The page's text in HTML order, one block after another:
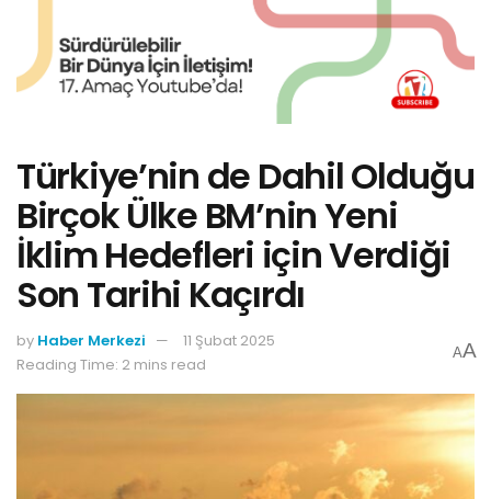
Türkiye’nin de Dahil Olduğu
Birçok Ülke BM’nin Yeni
İklim Hedefleri için Verdiği
Son Tarihi Kaçırdı
by Haber Merkezi
11 Şubat 2025
Reading Time: 2 mins read
AA